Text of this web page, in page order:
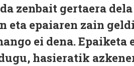
zenbait gertaera
eta epaiaren zain
ei dena.
hasieratik